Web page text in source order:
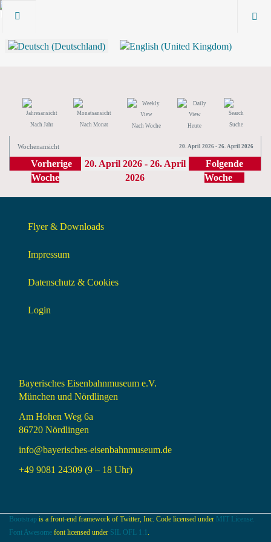
Nach Jahr Nach Monat Nach Woche Heute Suche
Wochenansicht 20. April 2026 - 26. April 2026
Vorherige
Woche
20. April 2026 - 26. April
2026
Folgende
Woche
Flyer & Downloads
Impressum
Datenschutz & Cookies
Login
Bayerisches Eisenbahnmuseum e.V.
München und Nördlingen
Am Hohen Weg 6a
86720 Nördlingen
info@bayerisches-eisenbahnmuseum.de
+49 9081 24309 (9 – 18 Uhr)
Bootstrap is a front-end framework of Twitter, Inc. Code licensed under MIT License.
Font Awesome font licensed under SIL OFL 1.1 .